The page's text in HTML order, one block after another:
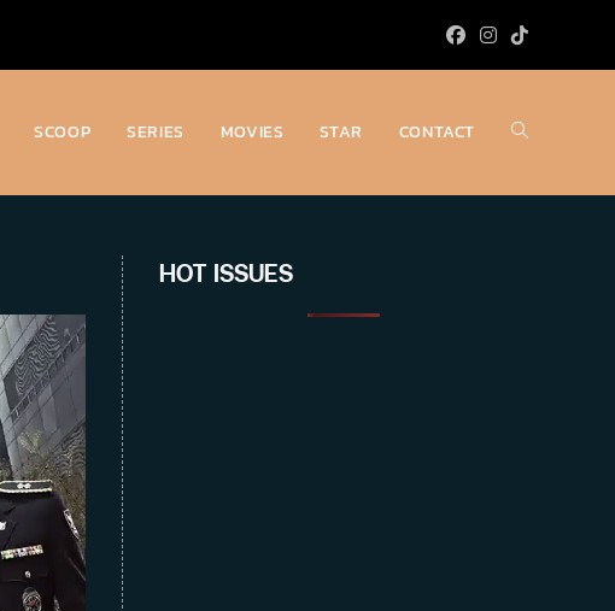
SCOOP SERIES MOVIES STAR CONTACT Toggle
HOT ISSUES